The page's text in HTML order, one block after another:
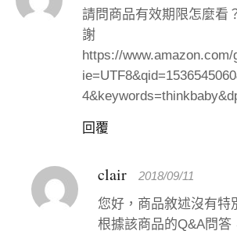
請問商品有效期限怎麼看
謝
https://
回覆
clair 2018/09/11
您好，商品敘述沒有特
根據該商品的Q&A問答